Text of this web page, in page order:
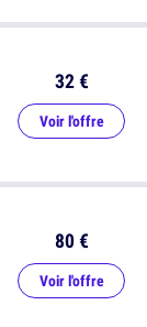
80 €
Voir l'offre
32 €
Voir l'offre